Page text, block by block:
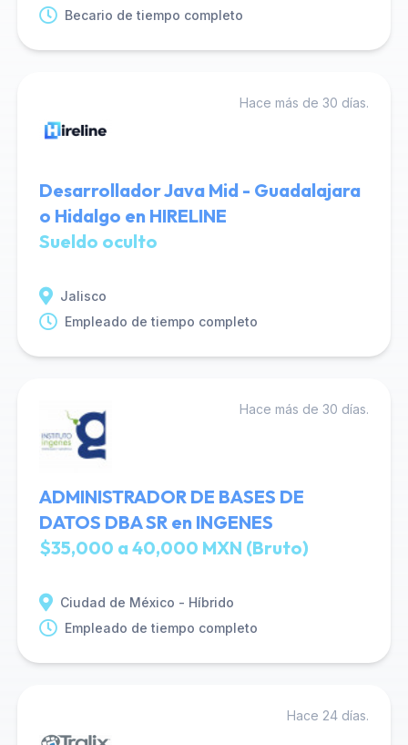
Becario de tiempo completo
Hace más de 30 días.
Desarrollador Java Mid - Guadalajara
o Hidalgo en HIRELINE
Sueldo oculto
Jalisco
Empleado de tiempo completo
Hace más de 30 días.
ADMINISTRADOR DE BASES DE
DATOS DBA SR en INGENES
$35,000 a 40,000 MXN (Bruto)
Ciudad de México - Híbrido
Empleado de tiempo completo
Hace 24 días.